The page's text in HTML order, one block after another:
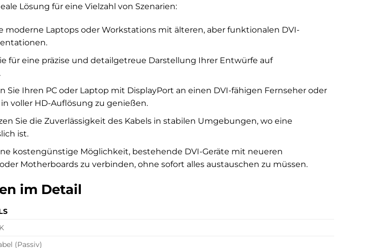
Lösung für eine Vielzahl von Szenarien:
moderne Laptops oder Workstations mit älteren, aber funktionalen DVI-
für eine präzise und detailgetreue Darstellung Ihrer Entwürfe auf
Sie Ihren PC oder Laptop mit DisplayPort an einen DVI-fähigen Fernseher oder
voller HD-Auflösung zu genießen.
Sie die Zuverlässigkeit des Kabels in stabilen Umgebungen, wo eine
ist.
kostengünstige Möglichkeit, bestehende DVI-Geräte mit neueren
Motherboards zu verbinden, ohne sofort alles austauschen zu müssen.
im Detail
(Passiv)